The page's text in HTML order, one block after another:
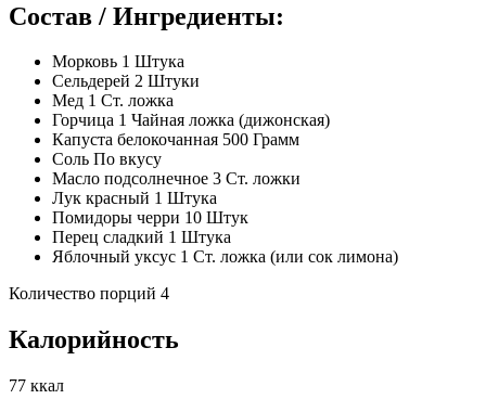
Состав / Ингредиенты:
Морковь 1 Штука
Сельдерей 2 Штуки
Мед 1 Ст. ложка
Горчица 1 Чайная ложка (дижонская)
Капуста белокочанная 500 Грамм
Соль По вкусу
Масло подсолнечное 3 Ст. ложки
Лук красный 1 Штука
Помидоры черри 10 Штук
Перец сладкий 1 Штука
Яблочный уксус 1 Ст. ложка (или сок лимона)
Количество порций 4
Калорийность
77 ккал